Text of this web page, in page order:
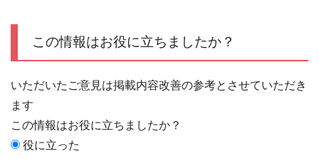
この情報はお役に立ちましたか？
いただいたご意見は掲載内容改善の参考とさせていただき
ます
この情報はお役に立ちましたか？
役に立った